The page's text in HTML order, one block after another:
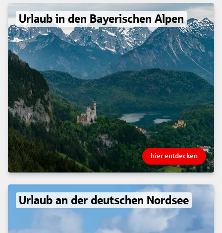
Urlaub in den Bayerischen Alpen
hier entdecken
Urlaub an der deutschen Nordsee